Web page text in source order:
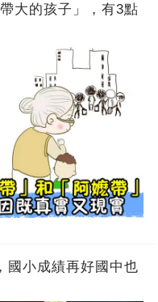
大的孩子」，有3點
國小成績再好國中也